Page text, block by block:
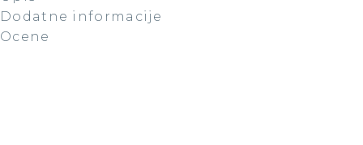
Dodatne informacije
Ocene